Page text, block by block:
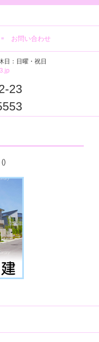
お問い合わせ
日：日曜・祝日
23
()